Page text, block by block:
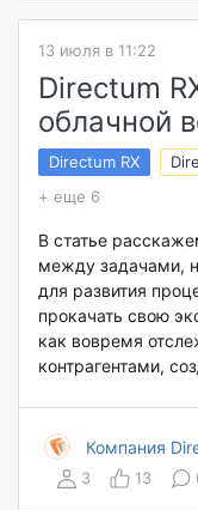
13 июля в 11:22
Directum
облачной
Directum RX
+ еще 6
В статье
между задачами,
для развития
прокачать свою
как вовремя
контрагентами,
Компания
3 13